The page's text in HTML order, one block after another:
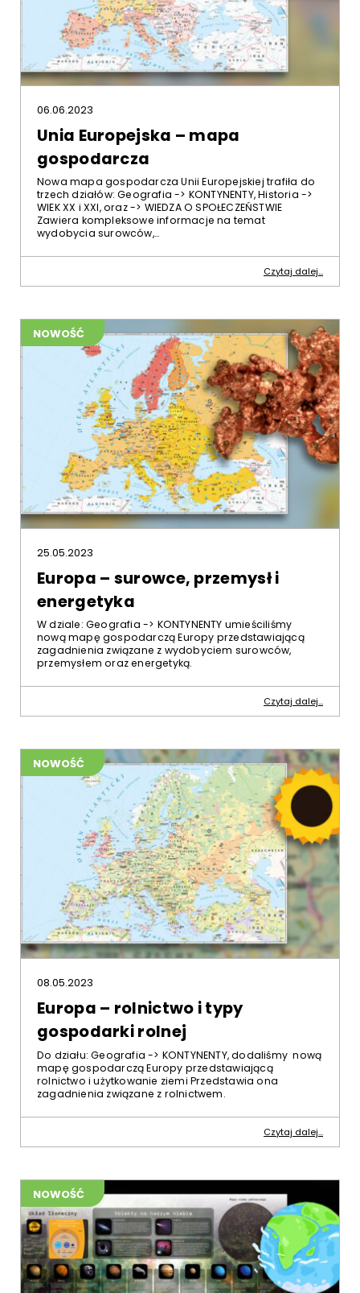
06.06.2023
Unia Europejska – mapa
gospodarcza
Nowa mapa gospodarcza Unii Europejskiej trafiła do
trzech działów: Geografia -> KONTYNENTY, Historia ->
WIEK XX i XXI, oraz -> WIEDZA O SPOŁECZEŃSTWIE
Zawiera kompleksowe informacje na temat
wydobycia surowców,…
Czytaj dalej...
NOWOŚĆ
25.05.2023
Europa – surowce, przemysł i
energetyka
W dziale: Geografia -> KONTYNENTY umieściliśmy
nową mapę gospodarczą Europy przedstawiającą
zagadnienia związane z wydobyciem surowców,
przemysłem oraz energetyką.
Czytaj dalej...
NOWOŚĆ
08.05.2023
Europa – rolnictwo i typy
gospodarki rolnej
Do działu: Geografia -> KONTYNENTY, dodaliśmy nową
mapę gospodarczą Europy przedstawiającą
rolnictwo i użytkowanie ziemi Przedstawia ona
zagadnienia związane z rolnictwem.
Czytaj dalej...
NOWOŚĆ